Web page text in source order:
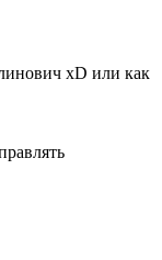
xD или как